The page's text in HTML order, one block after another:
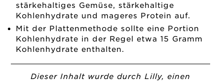
stärkehaltiges Gemüse, stärkehaltige
Kohlenhydrate und mageres Protein auf.
Mit der Plattenmethode sollte eine Portion
Kohlenhydrate in der Regel etwa 15 Gramm
Kohlenhydrate enthalten.
Dieser Inhalt wurde durch Lilly, einen